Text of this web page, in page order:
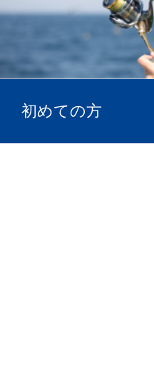
初めての方